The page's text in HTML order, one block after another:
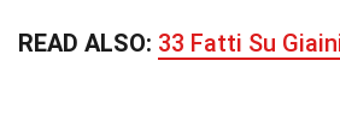
READ ALSO: 33 Fatti Su